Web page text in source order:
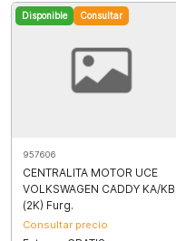
Disponible Consultar
957606
CENTRALITA MOTOR UCE
VOLKSWAGEN CADDY KA/KB
(2K) Furg.
Consultar precio